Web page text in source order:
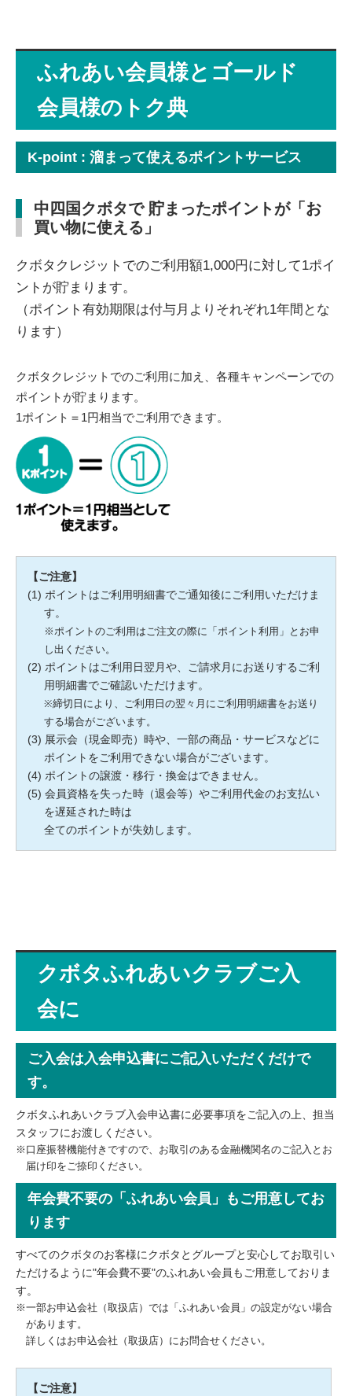
ふれあい会員様とゴールド
会員様のトク典
K-point : 溜まって使えるポイントサービス
中四国クボタで 貯まったポイントが「お
買い物に使える」
クボタクレジットでのご利用額1,000円に対して1ポイ
ントが貯まります。
（ポイント有効期限は付与月よりそれぞれ1年間とな
ります）
クボタクレジットでのご利用に加え、各種キャンペーンでの
ポイントが貯まります。
1ポイント＝1円相当でご利用できます。
【ご注意】
ポイントはご利用明細書でご通知後にご利用いただけま
す。
※ポイントのご利用はご注文の際に「ポイント利用」とお申
し出ください。
ポイントはご利用日翌月や、ご請求月にお送りするご利
用明細書でご確認いただけます。
※締切日により、ご利用日の翌々月にご利用明細書をお送り
する場合がございます。
展示会（現金即売）時や、一部の商品・サービスなどに
ポイントをご利用できない場合がございます。
ポイントの譲渡・移行・換金はできません。
会員資格を失った時（退会等）やご利用代金のお支払い
を遅延された時は
全てのポイントが失効します。
クボタふれあいクラブご入
会に
ご入会は入会申込書にご記入いただくだけで
す。
クボタふれあいクラブ入会申込書に必要事項をご記入の上、担当
スタッフにお渡しください。
※口座振替機能付きですので、お取引のある金融機関名のご記入とお
届け印をご捺印ください。
年会費不要の「ふれあい会員」もご用意してお
ります
すべてのクボタのお客様にクボタとグループと安心してお取引い
ただけるように"年会費不要"のふれあい会員もご用意しておりま
す。
※一部お申込会社（取扱店）では「ふれあい会員」の設定がない場合
があります。
詳しくはお申込会社（取扱店）にお問合せください。
【ご注意】